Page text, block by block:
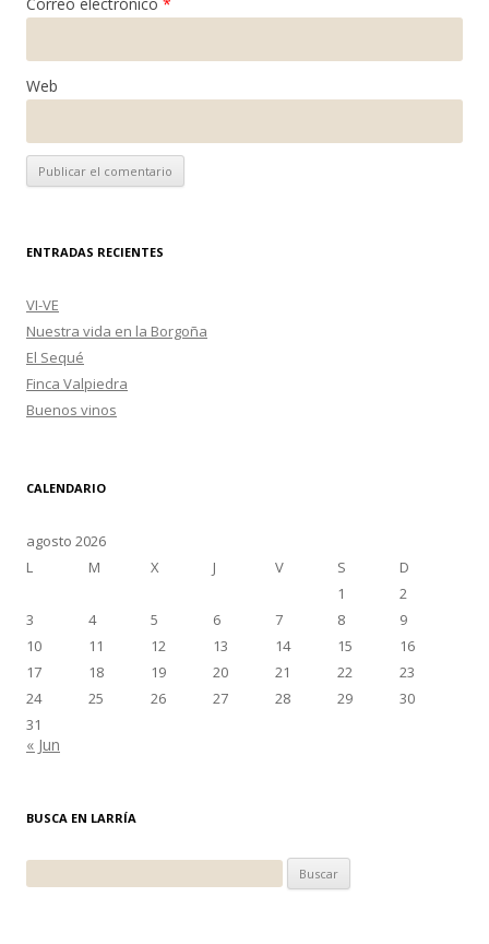
Web
ENTRADAS RECIENTES
VI-VE
Nuestra vida en la Borgoña
El Sequé
Finca Valpiedra
Buenos vinos
CALENDARIO
agosto 2026
L
M X J V S
D
1
2
3
4 5 6 7 8
9
10
11 12 13 14 15
16
17
18 19 20 21 22
23
24
25 26 27 28 29
30
31
« Jun
BUSCA EN LARRÍA